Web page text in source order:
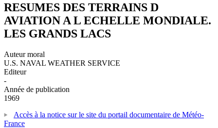
RESUMES DES TERRAINS D
AVIATION A L ECHELLE MONDIALE.
LES GRANDS LACS
Auteur moral
U.S. NAVAL WEATHER SERVICE
Editeur
-
Année de publication
1969
Accès à la notice sur le site du portail documentaire de Météo-
France